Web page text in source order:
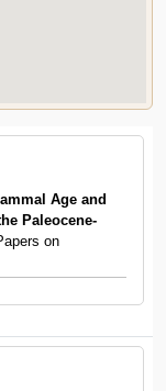
Age and
Paleocene-
on